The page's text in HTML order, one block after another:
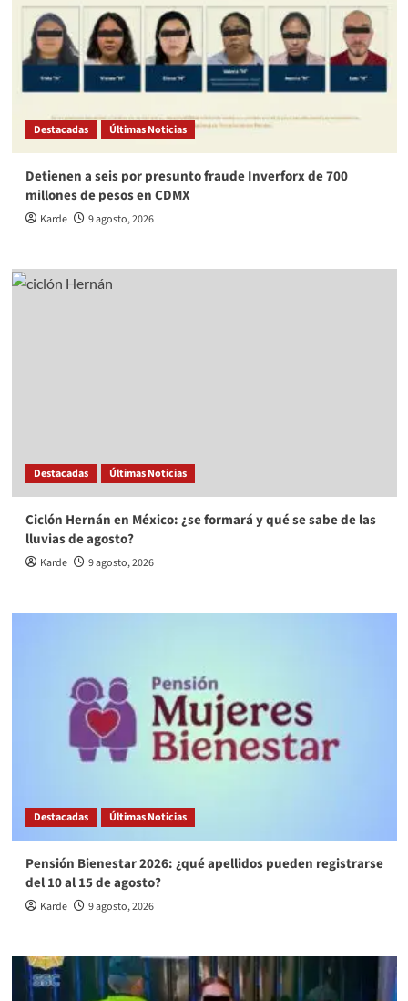
Destacadas Últimas Noticias
Detienen a seis por presunto fraude Inverforx de 700
millones de pesos en CDMX
Karde 9 agosto, 2026
Destacadas Últimas Noticias
Ciclón Hernán en México: ¿se formará y qué se sabe de las
lluvias de agosto?
Karde 9 agosto, 2026
Destacadas Últimas Noticias
Pensión Bienestar 2026: ¿qué apellidos pueden registrarse
del 10 al 15 de agosto?
Karde 9 agosto, 2026